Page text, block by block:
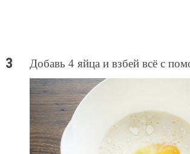
Добавь 4 яйца и взбей всё с